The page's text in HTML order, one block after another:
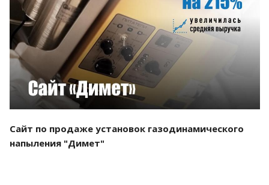
Смотреть проект
Сайт по продаже установок газодинамического
напыления "Димет"